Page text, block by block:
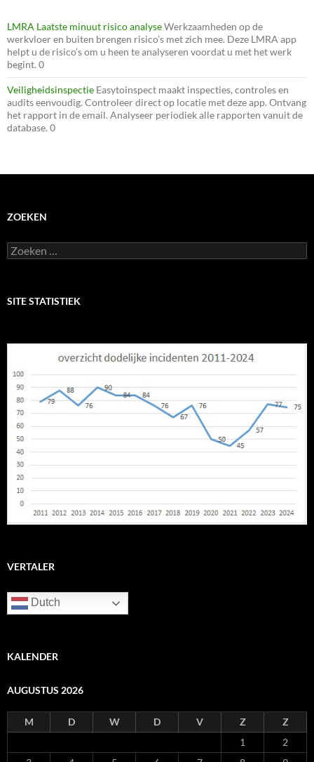
LMRA Laatste minuut risico analyseWerkzaamheden op de
werkvloer en buiten brengen risico’s met zich mee. Deze LMRA app
helpt u de risico’s om u heen te analyseren voordat u met het werk
begint. 0
Veiligheidsinspectie Easytoinspect maakt inspecties, controles en
audits eenvoudig. Controleer direct op locatie met deze app. Ontvang
het rapport in de email. Analyseer periodiek alle rapporten vanuit de
database. 0
ZOEKEN
Zoeken
naar:
SITE STATISTIEK
VERTALER
Dutch
KALENDER
AUGUSTUS 2026
M D W D V Z
Z
1
2